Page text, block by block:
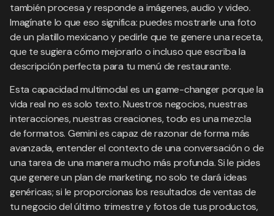
también procesa y responde a imágenes, audio y video.
Imagínate lo que eso significa: puedes mostrarle una foto
de un platillo mexicano y pedirle que te genere una receta,
que te sugiera cómo mejorarlo o incluso que escriba la
descripción perfecta para tu menú de restaurante.
Esta capacidad multimodal es un game-changer porque la
vida real no es solo texto. Nuestros negocios, nuestras
interacciones, nuestras creaciones, todo es una mezcla
de formatos. Gemini es capaz de razonar de forma más
avanzada, entender el contexto de una conversación o de
una tarea de una manera mucho más profunda. Si le pides
que genere un plan de marketing, no solo te dará ideas
genéricas; si le proporcionas los resultados de ventas de
tu negocio del último trimestre y fotos de tus productos,